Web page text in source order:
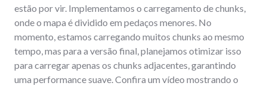
estão por vir. Implementamos o carregamento de chunks,
onde o mapa é dividido em pedaços menores. No
momento, estamos carregando muitos chunks ao mesmo
tempo, mas para a versão final, planejamos otimizar isso
para carregar apenas os chunks adjacentes, garantindo
uma performance suave. Confira um vídeo mostrando o